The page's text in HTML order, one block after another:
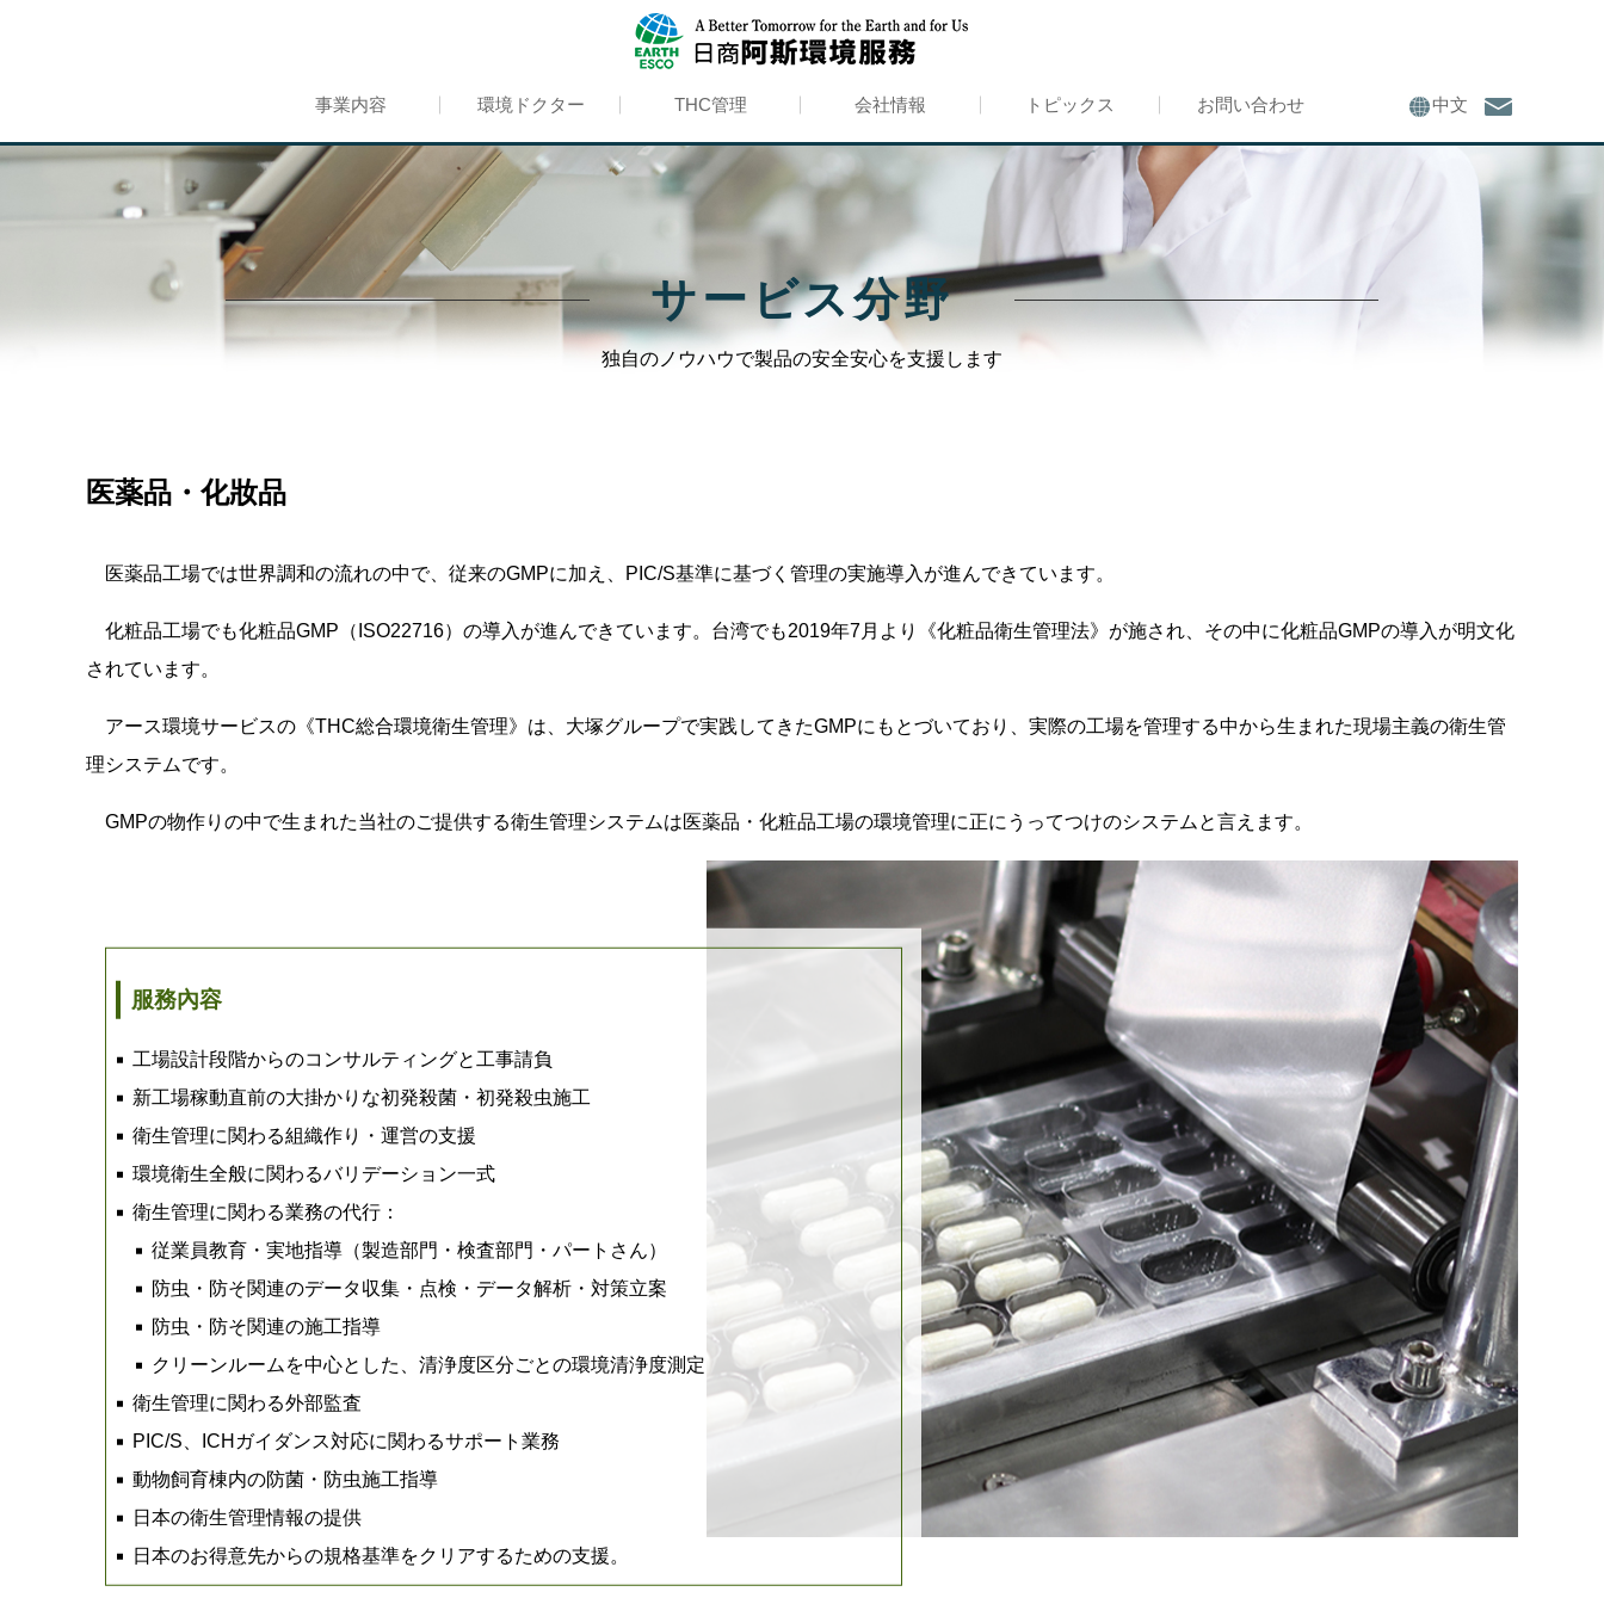
事業内容 環境ドクター THC管理 会社情報 トピックス お問い合わせ 中文
サービス分野
独自のノウハウで製品の安全安心を支援します
医薬品・化妝品
医薬品工場では世界調和の流れの中で、従来のGMPに加え、PIC/S基準に基づく管理の実施導入が進んできています。
化粧品工場でも化粧品GMP（ISO22716）の導入が進んできています。台湾でも2019年7月より《化粧品衛生管理法》が施され、その中に化粧品GMPの導入が明文化
されています。
アース環境サービスの《THC総合環境衛生管理》は、大塚グループで実践してきたGMPにもとづいており、実際の工場を管理する中から生まれた現場主義の衛生管
理システムです。
GMPの物作りの中で生まれた当社のご提供する衛生管理システムは医薬品・化粧品工場の環境管理に正にうってつけのシステムと言えます。
服務內容
工場設計段階からのコンサルティングと工事請負
新工場稼動直前の大掛かりな初発殺菌・初発殺虫施工
衛生管理に関わる組織作り・運営の支援
環境衛生全般に関わるバリデーション一式
衛生管理に関わる業務の代行：
従業員教育・実地指導（製造部門・検査部門・パートさん）
防虫・防そ関連のデータ収集・点検・データ解析・対策立案
防虫・防そ関連の施工指導
クリーンルームを中心とした、清浄度区分ごとの環境清浄度測定
衛生管理に関わる外部監査
PIC/S、ICHガイダンス対応に関わるサポート業務
動物飼育棟内の防菌・防虫施工指導
日本の衛生管理情報の提供
日本のお得意先からの規格基準をクリアするための支援。